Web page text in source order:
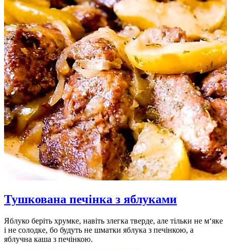
Тушкована печінка з яблуками
Яблуко беріть хрумке, навіть злегка тверде, але тільки не м‘яке
і не солодке, бо будуть не шматки яблука з печінкою, а
яблучна каша з печінкою.